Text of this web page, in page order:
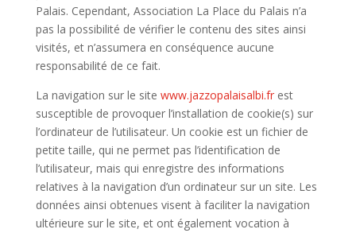
Palais. Cependant, Association La Place du Palais n’a
pas la possibilité de vérifier le contenu des sites ainsi
visités, et n’assumera en conséquence aucune
responsabilité de ce fait.
La navigation sur le site www.jazzopalaisalbi.frest
susceptible de provoquer l’installation de cookie(s) sur
l’ordinateur de l’utilisateur. Un cookie est un fichier de
petite taille, qui ne permet pas l’identification de
l’utilisateur, mais qui enregistre des informations
relatives à la navigation d’un ordinateur sur un site. Les
données ainsi obtenues visent à faciliter la navigation
ultérieure sur le site, et ont également vocation à